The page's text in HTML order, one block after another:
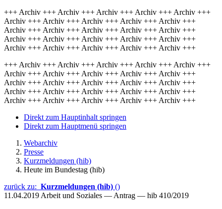
+++ Archiv +++ Archiv +++ Archiv +++ Archiv +++ Archiv +++
Archiv +++ Archiv +++ Archiv +++ Archiv +++ Archiv +++
Archiv +++ Archiv +++ Archiv +++ Archiv +++ Archiv +++
Archiv +++ Archiv +++ Archiv +++ Archiv +++ Archiv +++
Archiv +++ Archiv +++ Archiv +++ Archiv +++ Archiv +++
+++ Archiv +++ Archiv +++ Archiv +++ Archiv +++ Archiv +++
Archiv +++ Archiv +++ Archiv +++ Archiv +++ Archiv +++
Archiv +++ Archiv +++ Archiv +++ Archiv +++ Archiv +++
Archiv +++ Archiv +++ Archiv +++ Archiv +++ Archiv +++
Archiv +++ Archiv +++ Archiv +++ Archiv +++ Archiv +++
Direkt zum Hauptinhalt springen
Direkt zum Hauptmenü springen
Webarchiv
Presse
Kurzmeldungen (hib)
Heute im Bundestag (hib)
zurück zu: Kurzmeldungen (hib) ()
11.04.2019 Arbeit und Soziales — Antrag — hib 410/2019